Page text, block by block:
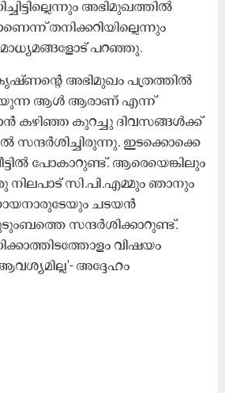
അഭിമുഖത്തിൽ
തനിക്കറിയില്ലെന്നും
മാധ്യമങ്ങളോട് പറഞ്ഞു.
അഭിമുഖം പത്രത്തിൽ
ആൾ ആരാണ് എന്ന്
കഴിഞ്ഞ കുറച്ചു ദിവസങ്ങൾക്ക്
സന്ദർശിച്ചിരുന്നു. ഇടക്കൊക്കെ
പോകാറുണ്ട്. ആരെയെങ്കിലും
സി.പി.എമ്മും ഞാനും
നായനാരുടേയും ചടയൻ
സന്ദർശിക്കാറുണ്ട്.
വിഷയം
അദ്ദേഹം